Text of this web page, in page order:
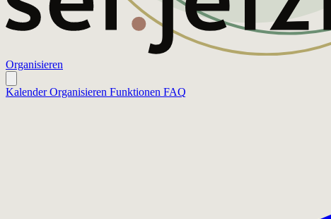
Organisieren
Kalender Organisieren Funktionen FAQ